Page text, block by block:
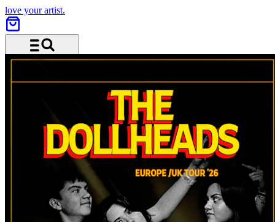
love your artist.
Menü und Suche